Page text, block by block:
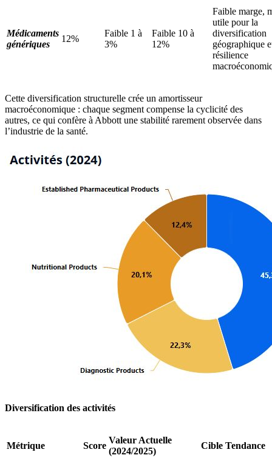
Médicaments
génériques
12%
Faible 1 à
3%
Faible 10 à
12%
Faible marge,
utile pour la
diversification
géographique
résilience
Cette diversification structurelle crée un amortisseur
macroéconomique : chaque segment compense la cyclicité des
autres, ce qui confère à Abbott une stabilité rarement observée dans
l’industrie de la santé.
Diversification des activités
Métrique Score
Valeur Actuelle
(2024/2025)
Cible Tendance